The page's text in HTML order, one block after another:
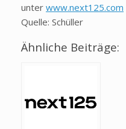
unter www.next125.com
Quelle: Schüller
Ähnliche Beiträge: